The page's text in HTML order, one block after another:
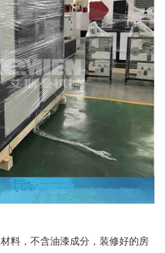
料，不含油漆成分，装修好的房